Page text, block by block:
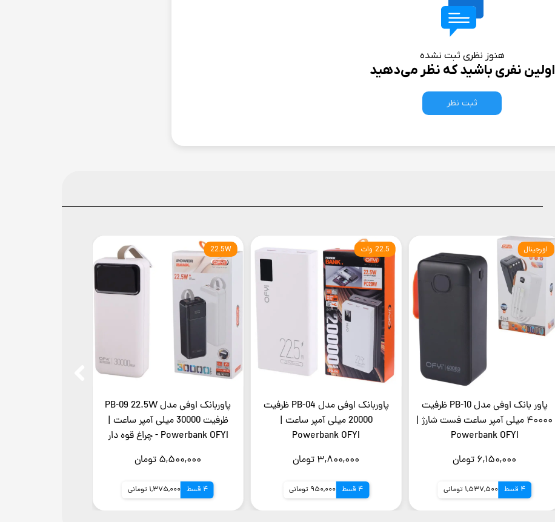
هنوز نظری ثبت نشده
اولین نفری باشید که نظر می‌دهید
ثبت نظر
پاوربانک اوفی مدل PB-09 22.5W
ظرفیت 30000 میلی آمپر ساعت |
Powerbank OFYI - چراغ قوه دار
۵,۵۰۰,۰۰۰ تومان
4 قسط 1,375,000 تومانی
22.5W
پاوربانک اوفی مدل PB-04 ظرفیت
20000 میلی آمپر ساعت |
Powerbank OFYI
۳,۸۰۰,۰۰۰ تومان
4 قسط 950,000 تومانی
22.5 وات
پاور بانک اوفی مدل PB-10 ظرفیت
۴۰۰۰۰ میلی آمپر ساعت فست شارژ |
Powerbank OFYI
۶,۱۵۰,۰۰۰ تومان
4 قسط 1,537,500 تومانی
اورجینال